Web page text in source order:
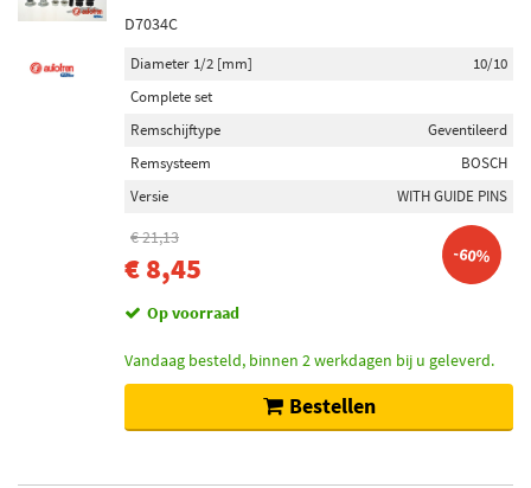
D7034C
Diameter 1/2 [mm]
10/10
Complete set
Remschijftype
Geventileerd
Remsysteem
BOSCH
Versie
WITH GUIDE PINS
€ 21,13
€ 8,45 -60%
Op voorraad
Vandaag besteld, binnen 2 werkdagen bij u geleverd.
Bestellen